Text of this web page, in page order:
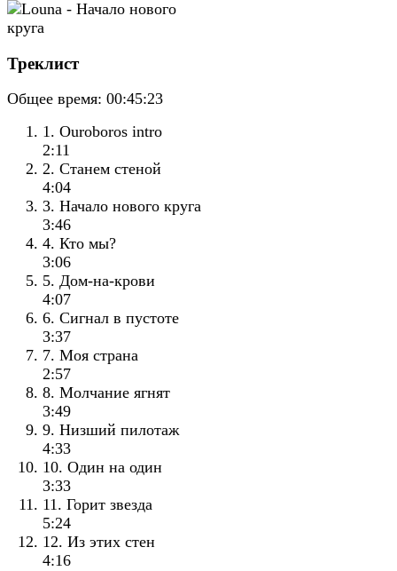
Треклист
Общее время: 00:45:23
1. Ouroboros intro
2:11
2. Станем стеной
4:04
3. Начало нового круга
3:46
4. Кто мы?
3:06
5. Дом-на-крови
4:07
6. Сигнал в пустоте
3:37
7. Моя страна
2:57
8. Молчание ягнят
3:49
9. Низший пилотаж
4:33
10. Один на один
3:33
11. Горит звезда
5:24
12. Из этих стен
4:16